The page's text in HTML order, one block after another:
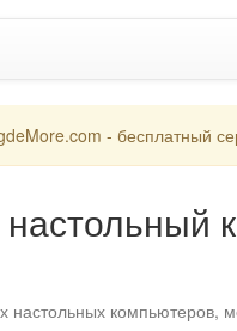
- бесплатный
компьютеров,